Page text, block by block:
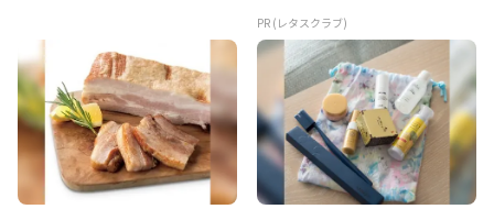
PR (レタスクラブ)